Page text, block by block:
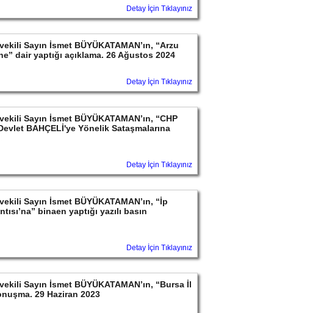
Detay İçin Tıklayınız
Sayın İsmet BÜYÜKATAMAN’ın, “Arzu
dair yaptığı açıklama. 26 Ağustos 2024
Detay İçin Tıklayınız
Sayın İsmet BÜYÜKATAMAN’ın, “CHP
BAHÇELİ'ye Yönelik Sataşmalarına
Detay İçin Tıklayınız
Sayın İsmet BÜYÜKATAMAN’ın, “İp
binaen yaptığı yazılı basın
Detay İçin Tıklayınız
Sayın İsmet BÜYÜKATAMAN’ın, “Bursa İl
29 Haziran 2023